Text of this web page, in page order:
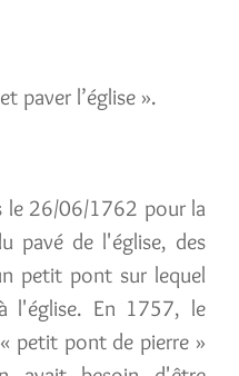
paver l’église ».
le 26/06/1762 pour la
pavé de l'église, des
petit pont sur lequel
l'église. En 1757, le
petit pont de pierre »